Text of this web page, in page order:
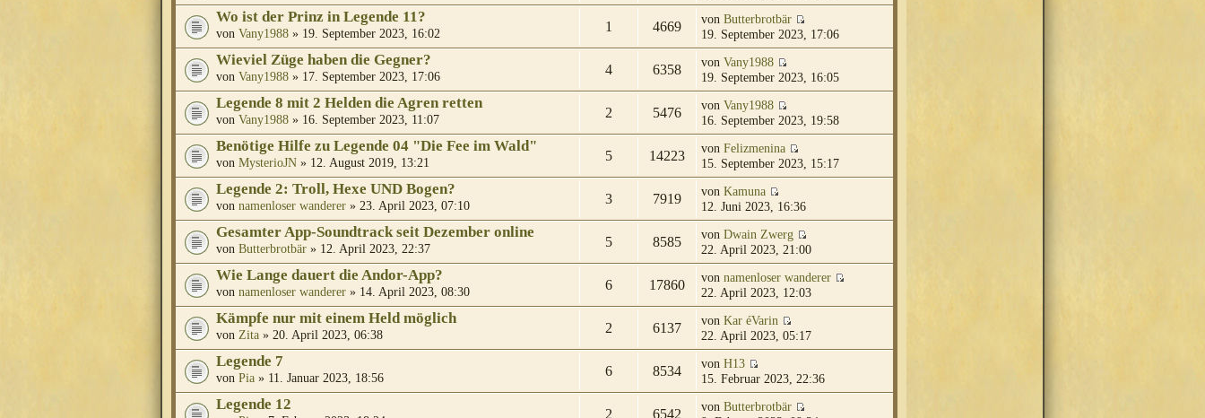
Wo ist der Prinz in Legende 11?
von Vany1988 » 19. September 2023, 16:02 1 4669 von Butterbrotbär
19. September 2023, 17:06
Wieviel Züge haben die Gegner?
von Vany1988 » 17. September 2023, 17:06 4 6358 von Vany1988
19. September 2023, 16:05
Legende 8 mit 2 Helden die Agren retten
von Vany1988 » 16. September 2023, 11:07 2 5476 von Vany1988
16. September 2023, 19:58
Benötige Hilfe zu Legende 04 "Die Fee im Wald"
von MysterioJN » 12. August 2019, 13:21 5 14223 von Felizmenina
15. September 2023, 15:17
Legende 2: Troll, Hexe UND Bogen?
von namenloser wanderer » 23. April 2023, 07:10 3 7919 von Kamuna
12. Juni 2023, 16:36
Gesamter App-Soundtrack seit Dezember online
von Butterbrotbär » 12. April 2023, 22:37 5 8585 von Dwain Zwerg
22. April 2023, 21:00
Wie Lange dauert die Andor-App?
von namenloser wanderer » 14. April 2023, 08:30 6 17860 von namenloser wanderer
22. April 2023, 12:03
Kämpfe nur mit einem Held möglich
von Zita » 20. April 2023, 06:38 2 6137 von Kar éVarin
22. April 2023, 05:17
Legende 7
von Pia » 11. Januar 2023, 18:56 6 8534 von H13
15. Februar 2023, 22:36
Legende 12
2 6542 von Butterbrotbär